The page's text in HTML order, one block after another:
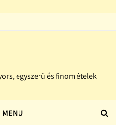
egyszerű és finom ételek
MENU